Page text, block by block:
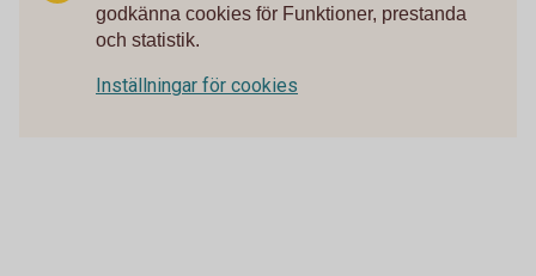
godkänna cookies för Funktioner, prestanda
och statistik.
Inställningar för cookies